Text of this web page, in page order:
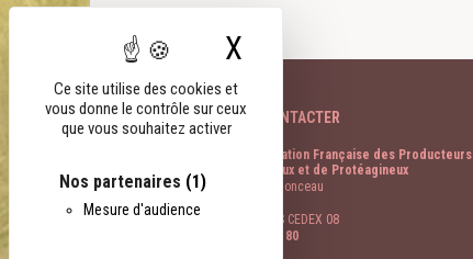
Ce site utilise des cookies et
vous donne le contrôle sur ceux
que vous souhaitez activer
Nos partenaires (1)
Mesure d'audience
X
NOUS CONTACTER
FOP Fédération Française des Producteurs
d’Oléagineux et de Protéagineux
11 rue de Monceau
75378 PARIS CEDEX 08
01 40 69 48 80